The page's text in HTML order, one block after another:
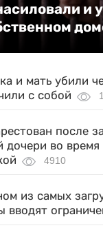
и
и мать убили
с собой
после
дочери во
4910
из самых
вводят